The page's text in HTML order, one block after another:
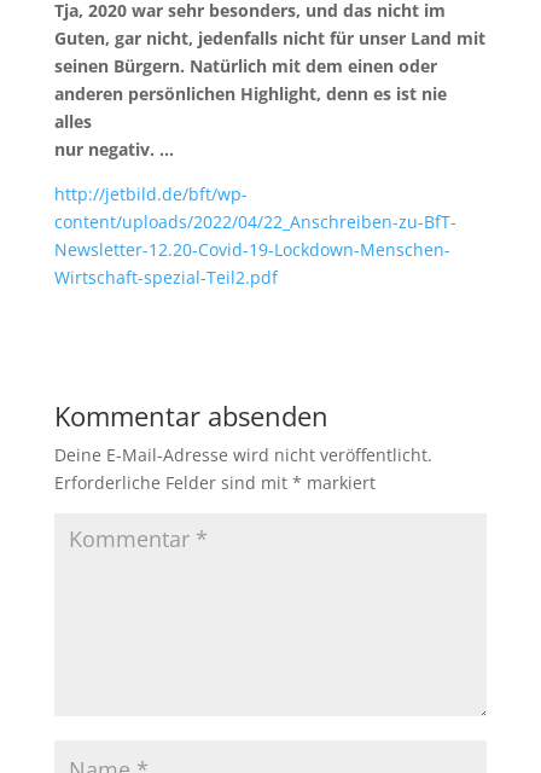
Tja, 2020 war sehr besonders, und das nicht im
Guten, gar nicht, jedenfalls nicht für unser Land mit
seinen Bürgern. Natürlich mit dem einen oder
anderen persönlichen Highlight, denn es ist nie
alles
nur negativ. …
http://jetbild.de/bft/wp-
content/uploads/2022/04/22_Anschreiben-zu-BfT-
Newsletter-12.20-Covid-19-Lockdown-Menschen-
Wirtschaft-spezial-Teil2.pdf
Kommentar absenden
Deine E-Mail-Adresse wird nicht veröffentlicht.
Erforderliche Felder sind mit * markiert